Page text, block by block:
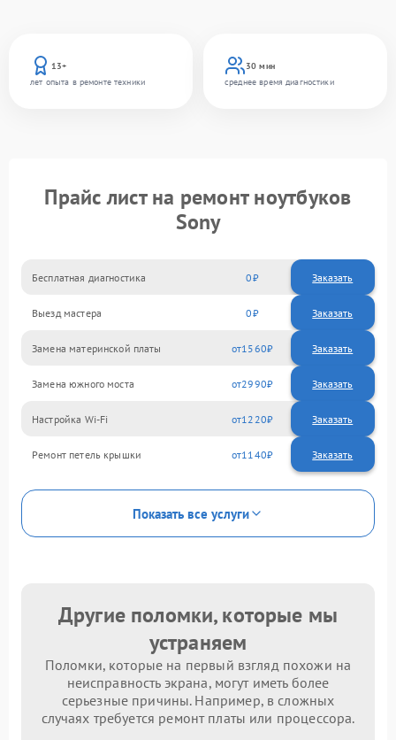
13+
лет опыта в ремонте техники
30 мин
среднее время диагностики
Прайс лист на ремонт ноутбуков
Sony
Бесплатная диагностика 0 Заказать
Выезд мастера 0 Заказать
Замена материнской платы 1560
Замена южного моста 2990
Настройка Wi-Fi 1220
Ремонт петель крышки 1140
Показать все услуги
Другие поломки, которые мы
устраняем
Поломки, которые на первый взгляд похожи на
неисправность экрана, могут иметь более
серьезные причины. Например, в сложных
случаях требуется ремонт платы или процессора.